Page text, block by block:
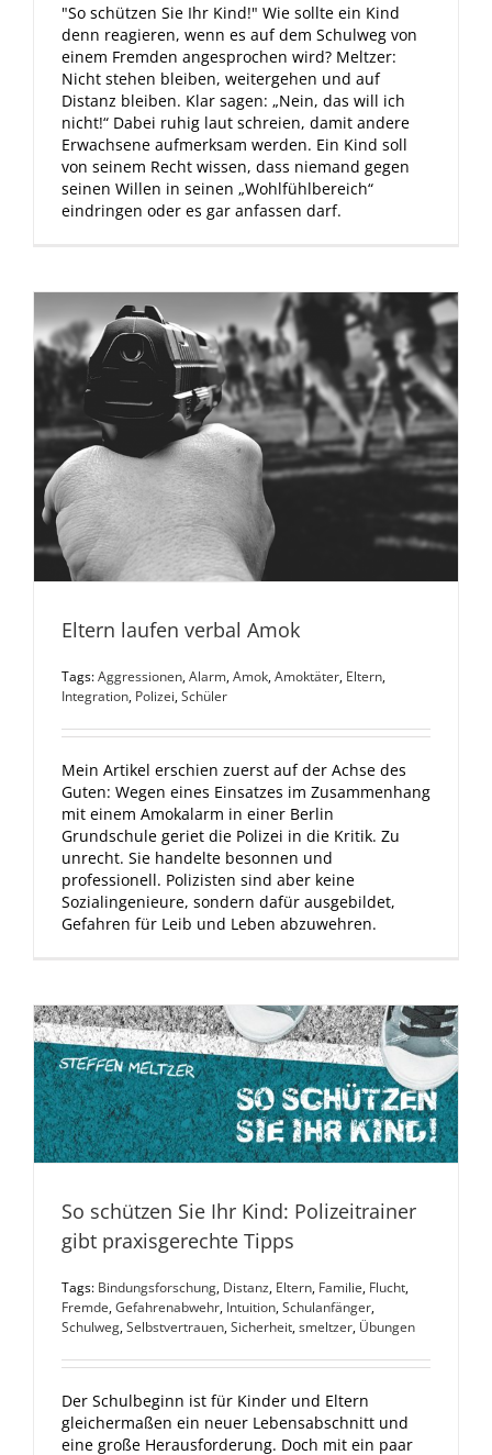
"So schützen Sie Ihr Kind!" Wie sollte ein Kind
denn reagieren, wenn es auf dem Schulweg von
einem Fremden angesprochen wird? Meltzer:
Nicht stehen bleiben, weitergehen und auf
Distanz bleiben. Klar sagen: „Nein, das will ich
nicht!“ Dabei ruhig laut schreien, damit andere
Erwachsene aufmerksam werden. Ein Kind soll
von seinem Recht wissen, dass niemand gegen
seinen Willen in seinen „Wohlfühlbereich“
eindringen oder es gar anfassen darf.
Eltern laufen verbal Amok
Tags:Aggressionen,Alarm,Amok,Amoktäter, Eltern,
Integration, Polizei,Schüler
Mein Artikel erschien zuerst auf der Achse des
Guten: Wegen eines Einsatzes im Zusammenhang
mit einem Amokalarm in einer Berlin
Grundschule geriet die Polizei in die Kritik. Zu
unrecht. Sie handelte besonnen und
professionell. Polizisten sind aber keine
Sozialingenieure, sondern dafür ausgebildet,
Gefahren für Leib und Leben abzuwehren.
So schützen Sie Ihr Kind: Polizeitrainer
gibt praxisgerechte Tipps
Tags: Bindungsforschung, Distanz, Eltern, Familie, Flucht,
Fremde,Gefahrenabwehr, Intuition,Schulanfänger,
Schulweg,Selbstvertrauen,Sicherheit,smeltzer, Übungen
Der Schulbeginn ist für Kinder und Eltern
gleichermaßen ein neuer Lebensabschnitt und
eine große Herausforderung. Doch mit ein paar